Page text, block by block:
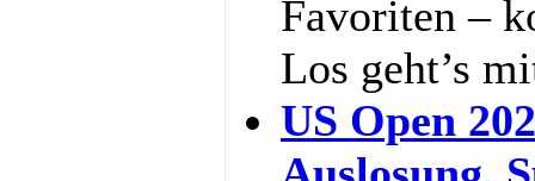
Favoriten –
Los geht’s
US Open